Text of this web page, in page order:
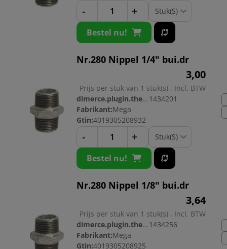
- +
Bestel nu!
Nr.280 Nippel 1/4" bui.dr
3,00
Prijs per stuk van 1 stuk(s) , Incl. BTW
dimerce.plugin.theme.productnr: 1434201
Fabrikant:Mega
Gtin:4019305208932
- +
Bestel nu!
Nr.280 Nippel 1/8" bui.dr
3,64
Prijs per stuk van 1 stuk(s) , Incl. BTW
dimerce.plugin.theme.productnr: 1434256
Fabrikant:Mega
Gtin:4019305208925